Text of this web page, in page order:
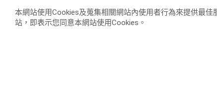
本網站使用Cookies及蒐集相關網站內使用者行為來提供最佳
站，即表示您同意本網站使用Cookies。